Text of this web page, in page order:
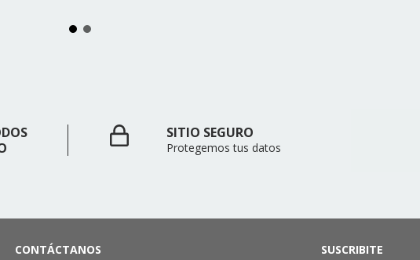
SITIO SEGURO
Protegemos tus datos
CONTÁCTANOS SUSCRIBITE